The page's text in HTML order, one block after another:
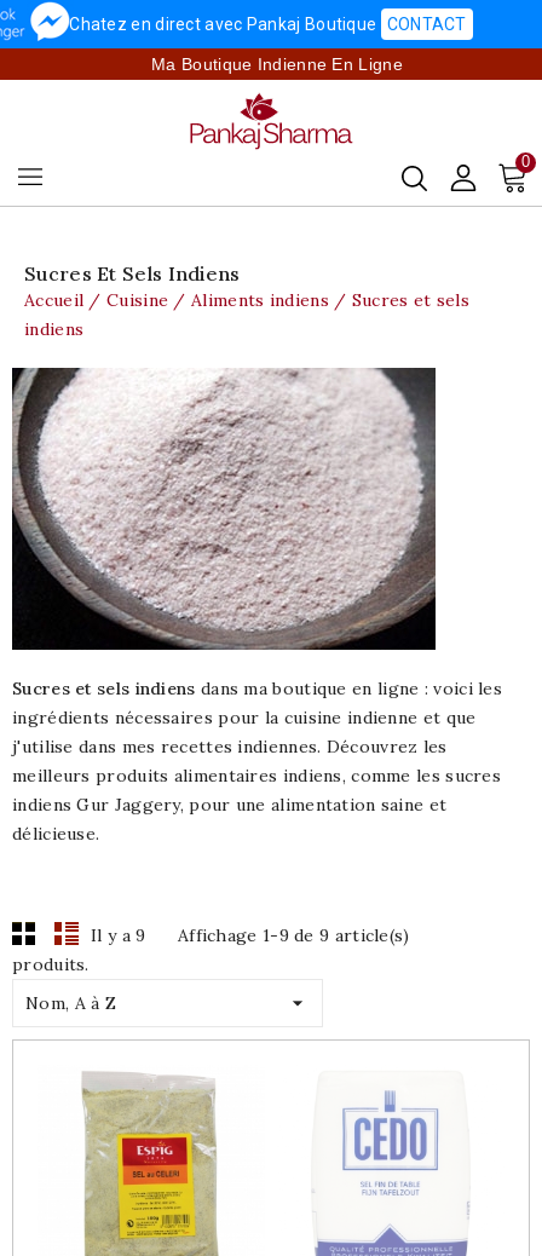
Chatez en direct avec Pankaj Boutique CONTACT
Ma Boutique Indienne En Ligne
0
Sucres Et Sels Indiens
Accueil Cuisine Aliments indiens
Sucres et sels
indiens
Sucres et sels indiens dans ma boutique en ligne : voici les
ingrédients nécessaires pour la cuisine indienne et que
j'utilise dans mes recettes indiennes. Découvrez les
meilleurs produits alimentaires indiens, comme les sucres
indiens Gur Jaggery, pour une alimentation saine et
délicieuse.
Il y a 9
produits.
Nom, A à Z

Affichage 1-9 de 9 article(s)